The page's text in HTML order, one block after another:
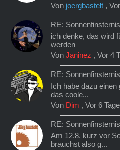
Von joergbastelt ,
RE: Sonnenfinsternis
ich denke, das wird
werden
VonJaninez ,Vor 4
RE: Sonnenfinsternis
Ich habe dazu
das coole...
Von Dim ,Vor 6
RE: Sonnenfinsternis
Am 12.8. kurz vor
brauchst also g...